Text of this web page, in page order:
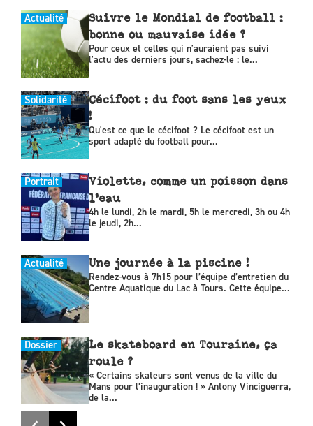
Actualité
Suivre le Mondial de football :
bonne ou mauvaise idée ?
Pour ceux et celles qui n'auraient pas suivi
l'actu des derniers jours, sachez-le : le...
Solidarité
Cécifoot : du foot sans les yeux
!
Qu'est ce que le cécifoot ? Le cécifoot est un
sport adapté du football pour...
Portrait
Violette, comme un poisson dans
l’eau
4h le lundi, 2h le mardi, 5h le mercredi, 3h ou 4h
le jeudi, 2h...
Actualité Une journée à la piscine !
Rendez-vous à 7h15 pour l’équipe d’entretien du
Centre Aquatique du Lac à Tours. Cette équipe...
Dossier
Le skateboard en Touraine, ça
roule ?
« Certains skateurs sont venus de la ville du
Mans pour l’inauguration ! » Antony Vinciguerra,
de la...